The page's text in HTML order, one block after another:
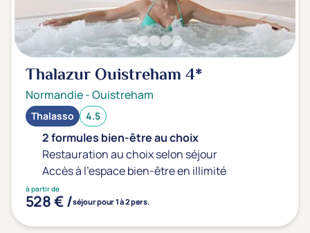
Thalazur Ouistreham4*
Normandie-Ouistreham
Thalasso 4.5
2 formules bien-être au choix
Restauration au choix selon séjour
Accès à l'espace bien-être en illimité
à partir de
528 € /séjour pour 1 à 2 pers.